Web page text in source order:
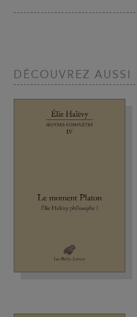
DÉCOUVREZ AUSSI